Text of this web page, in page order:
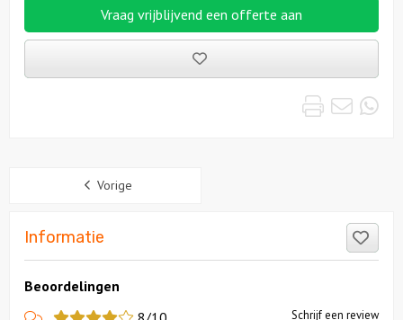
Vraag vrijblijvend een offerte aan
uitjes
Print
Vorige
Informatie
Beoordelingen
View
Schrijf een review